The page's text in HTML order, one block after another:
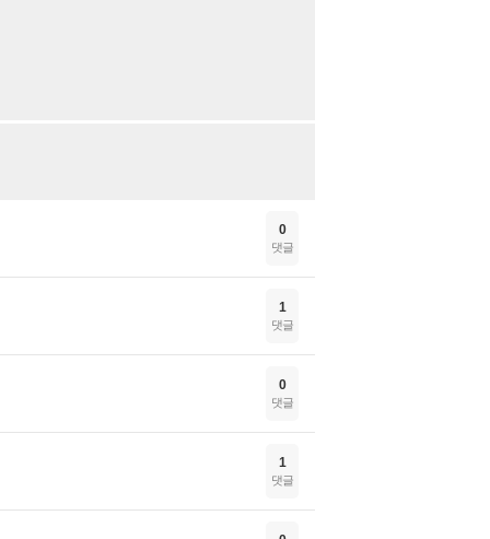
0
댓글
1
댓글
0
댓글
1
댓글